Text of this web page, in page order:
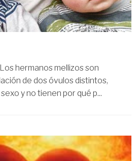
hermanos mellizos son
de dos óvulos distintos,
y no tienen por qué p...